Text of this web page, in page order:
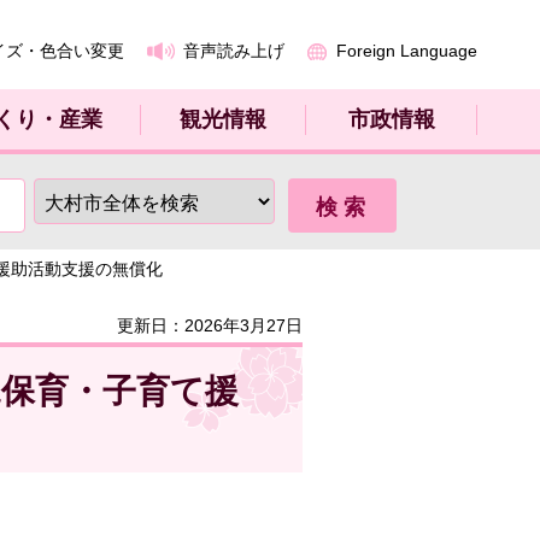
ズ・色合い変更 音声読み上げ Foreign Language
り・産業 観光情報 市政情報
助活動支援の無償化
更新日：2026年3月27日
育・子育て援